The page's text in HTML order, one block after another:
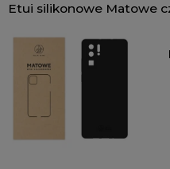
Etui silikonowe Matowe